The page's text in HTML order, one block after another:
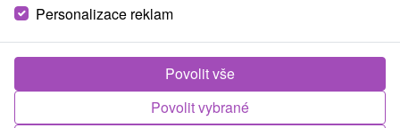
Relax i během pracovního týdne (neděle -
Hotel Zelená Lagúna★★★★Domaša
Veľká Domaša, Dobrá
Od 2 NocíPolopenze
Personalizace reklam
Povolit vybrané
Povolit vše